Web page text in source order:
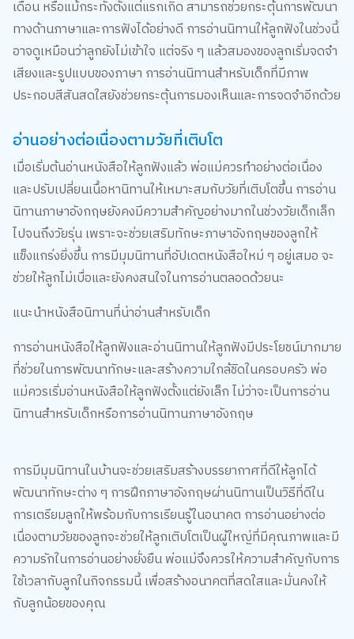
อาจดูเหมือนว่าลูกยังไม่เข้าใจ แต่จริง ๆ แล้วสมองของลูกเริ่มจดจำ
เสียงและรูปแบบของภาษา การอ่านนิทานสำหรับเด็กที่มีภาพ
ประกอบสีสันสดใสยังช่วยกระตุ้นการมองเห็นและการจดจำอีกด้วย
อ่านอย่างต่อเนื่องตามวัยที่เติบโต
เมื่อเริ่มต้นอ่านหนังสือให้ลูกฟังแล้ว พ่อแม่ควรทำอย่างต่อเนื่อง
และปรับเปลี่ยนเนื้อหานิทานให้เหมาะสมกับวัยที่เติบโตขึ้น การอ่าน
นิทานภาษาอังกฤษยังคงมีความสำคัญอย่างมากในช่วงวัยเด็กเล็ก
ไปจนถึงวัยรุ่น เพราะจะช่วยเสริมทักษะภาษาอังกฤษของลูกให้
แข็งแกร่งยิ่งขึ้น การมีมุมนิทานที่อัปเดตหนังสือใหม่ ๆ อยู่เสมอ จะ
ช่วยให้ลูกไม่เบื่อและยังคงสนใจในการอ่านตลอดด้วยนะ
แนะนำหนังสือนิทานที่น่าอ่านสำหรับเด็ก
การอ่านหนังสือให้ลูกฟังและอ่านนิทานให้ลูกฟังมีประโยชน์มากมาย
ที่ช่วยในการพัฒนาทักษะและสร้างความใกล้ชิดในครอบครัว พ่อ
แม่ควรเริ่มอ่านหนังสือให้ลูกฟังตั้งแต่ยังเล็ก ไม่ว่าจะเป็นการอ่าน
นิทานสำหรับเด็กหรือการอ่านนิทานภาษาอังกฤษ
พัฒนาทักษะต่าง ๆ การฝึกภาษาอังกฤษผ่านนิทานเป็นวิธีที่ดีใน
การเตรียมลูกให้พร้อมกับการเรียนรู้ในอนาคต การอ่านอย่างต่อ
เนื่องตามวัยของลูกจะช่วยให้ลูกเติบโตเป็นผู้ใหญ่ที่มีคุณภาพและมี
ความรักในการอ่านอย่างยั่งยืน พ่อแม่จึงควรให้ความสำคัญกับการ
ใช้เวลากับลูกในกิจกรรมนี้ เพื่อสร้างอนาคตที่สดใสและมั่นคงให้
กับลูกน้อยของคุณ